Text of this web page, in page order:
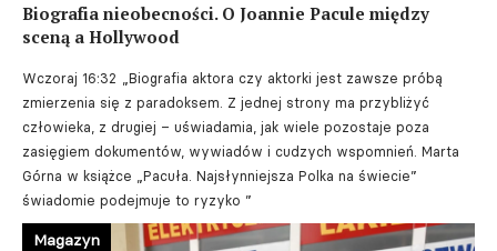
Biografia nieobecności. O Joannie Pacule między
sceną a Hollywood
Wczoraj 16:32
„Biografia aktora czy aktorki jest zawsze próbą
zmierzenia się z paradoksem. Z jednej strony ma przybliżyć
człowieka, z drugiej – uświadamia, jak wiele pozostaje poza
zasięgiem dokumentów, wywiadów i cudzych wspomnień. Marta
Górna w książce „Pacuła. Najsłynniejsza Polka na świecie”
świadomie podejmuje to ryzyko ”
Magazyn